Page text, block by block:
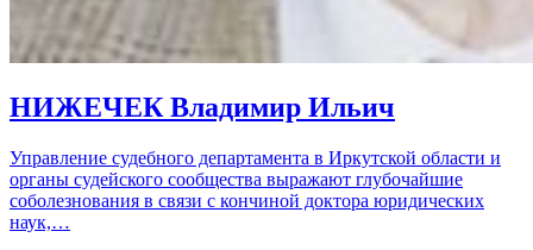
НИЖЕЧЕК Владимир Ильич
Управление судебного департамента в Иркутской области и
органы судейского сообщества выражают глубочайшие
соболезнования в связи с кончиной доктора юридических
наук,…